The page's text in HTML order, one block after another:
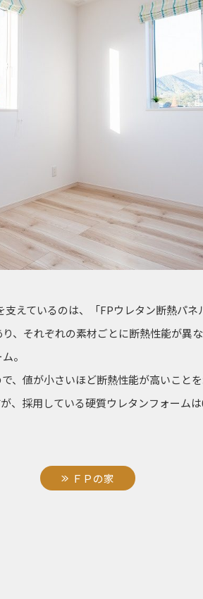
えているのは、「FPウレタン断熱パ
、それぞれの素材ごとに断熱性能が異
。
、値が小さいほど断熱性能が高いこと
、採用している硬質ウレタンフォーム
ＦＰの家